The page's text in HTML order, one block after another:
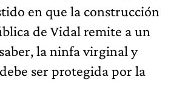
en que la construcción
de Vidal remite a un
la ninfa virginal y
ser protegida por la